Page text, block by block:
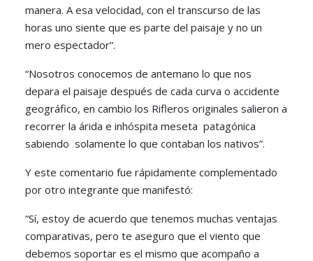
manera. A esa velocidad, con el transcurso de las
horas uno siente que es parte del paisaje y no un
mero espectador”.
“Nosotros conocemos de antemano lo que nos
depara el paisaje después de cada curva o accidente
geográfico, en cambio los Rifleros originales salieron a
recorrer la árida e inhóspita meseta patagónica
sabiendo solamente lo que contaban los nativos”.
Y este comentario fue rápidamente complementado
por otro integrante que manifestó:
“Sí, estoy de acuerdo que tenemos muchas ventajas
comparativas, pero te aseguro que el viento que
debemos soportar es el mismo que acompaño a